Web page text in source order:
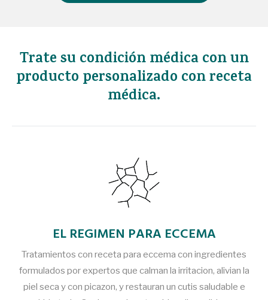
Trate su condición médica con un
producto personalizado con receta
médica.
EL REGIMEN PARA ECCEMA
Tratamientos con receta para eccema con ingredientes
formulados por expertos que calman la irritacion, alivian la
piel seca y con picazon, y restauran un cutis saludable e